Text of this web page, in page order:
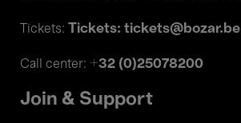
Tickets: Tickets: tickets@bozar.be
Call center: +32 (0)25078200
Join & Support